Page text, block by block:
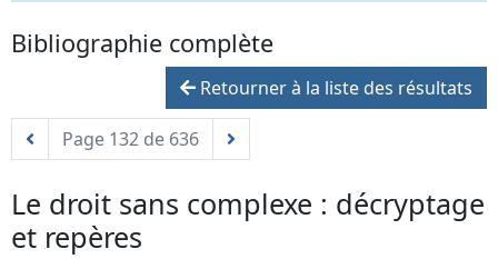
Bibliographie complète
Retourner à la liste des résultats
Page 132 de 636
Le droit sans complexe : décryptage
et repères